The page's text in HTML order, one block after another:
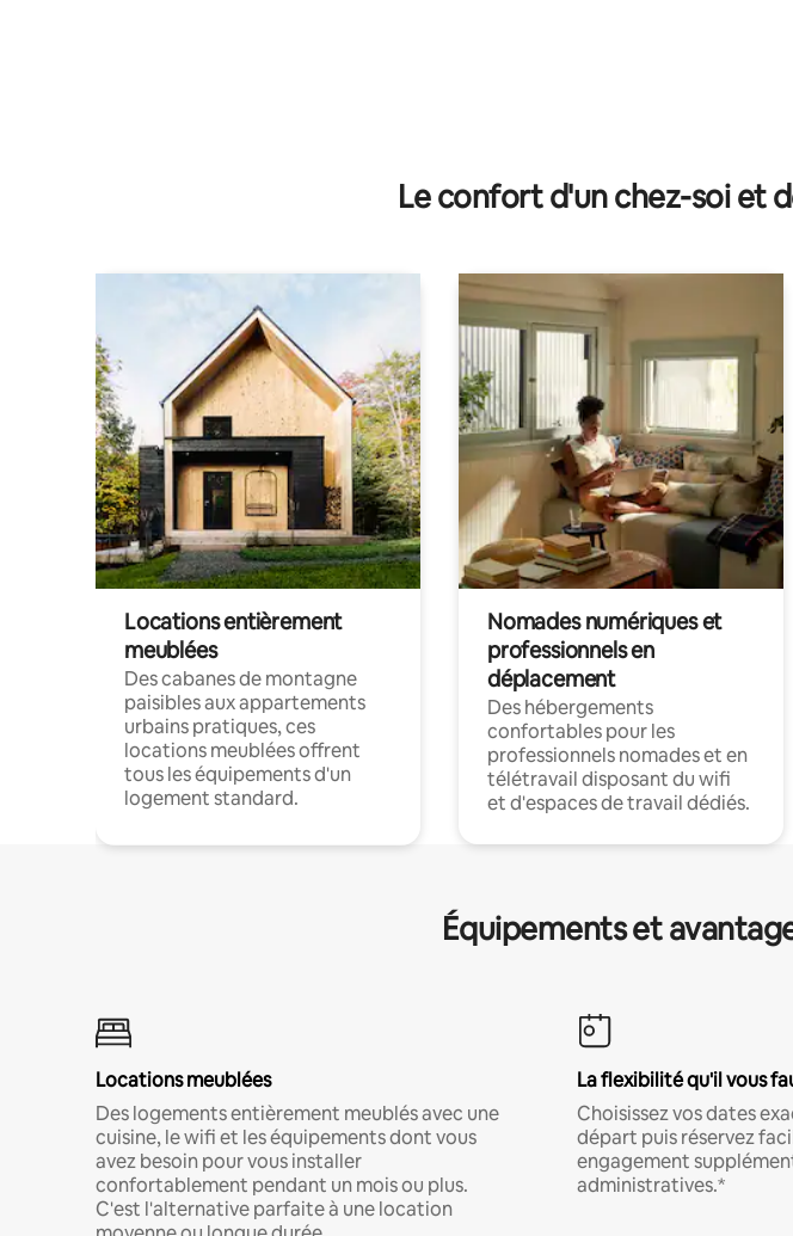
Le confort d'un chez-soi et
Locations entièrement
meublées
Des cabanes de montagne
paisibles aux appartements
urbains pratiques, ces
locations meublées offrent
tous les équipements d'un
logement standard.
Nomades numériques et
professionnels en
déplacement
Des hébergements
confortables pour les
professionnels nomades et en
télétravail disposant du wifi
et d'espaces de travail dédiés.
Équipements et
Locations meublées
Des logements entièrement meublés avec une
cuisine, le wifi et les équipements dont vous
avez besoin pour vous installer
confortablement pendant un mois ou plus.
C'est l'alternative parfaite à une location
La flexibilité qu'il vous
Choisissez vos dates
départ puis réservez
engagement
administratives.*